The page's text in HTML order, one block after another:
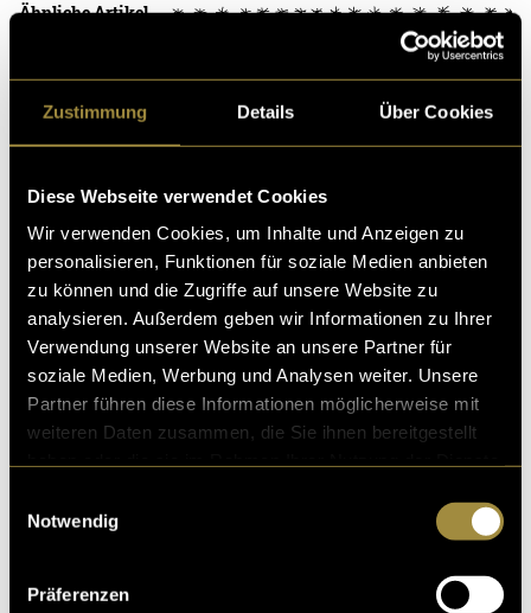
Zustimmung Details Über Cookies
Diese Webseite verwendet Cookies
Wir verwenden Cookies, um Inhalte und Anzeigen zu
personalisieren, Funktionen für soziale Medien anbieten
zu können und die Zugriffe auf unsere Website zu
analysieren. Außerdem geben wir Informationen zu Ihrer
Verwendung unserer Website an unsere Partner für
soziale Medien, Werbung und Analysen weiter. Unsere
Partner führen diese Informationen möglicherweise mit
weiteren Daten zusammen, die Sie ihnen bereitgestellt
Notwendig
Präferenzen
Ähnliche Artikel